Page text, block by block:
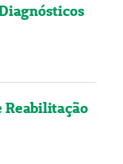
Reabilitação